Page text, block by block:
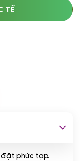
nghiệp
TẾ
đặt phức tạp.